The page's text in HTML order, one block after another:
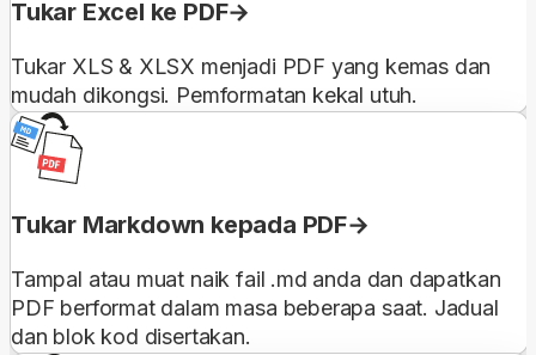
Tukar Excel ke PDF
Tukar XLS & XLSX menjadi PDF yang kemas dan
mudah dikongsi. Pemformatan kekal utuh.
Tukar Markdown kepada PDF
Tampal atau muat naik fail .md anda dan dapatkan
PDF berformat dalam masa beberapa saat. Jadual
dan blok kod disertakan.